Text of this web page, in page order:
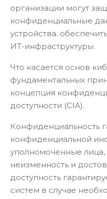
организации могут
конфиденциальные
устройства.
ИТ-инфраструктуры.
Что касается основ
фундаментальных
концепция
доступности (CIA).
Конфиденциальность
конфиденциальной
уполномоченные лица,
неизменность и
доступность
систем в случае